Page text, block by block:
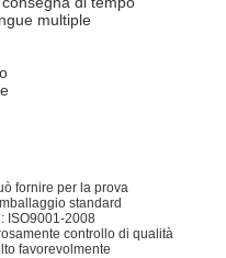
multiple
fornire per la prova
standard
ISO9001-2008
controllo di qualità
favorevolmente